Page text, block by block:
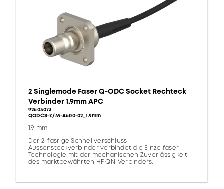
2 Singlemode Faser Q-ODC Socket Rechteck
Verbinder 1.9mm APC
92603073
QODCS-Z/M-A600-02_1.9mm
1.9 mm
Der 2-fasrige Schnellverschluss
Aussensteckverbinder verbindet die Einzelfaser
Technologie mit der mechanischen Zuverlässigkeit
des marktbewährten HF QN-Verbinders.